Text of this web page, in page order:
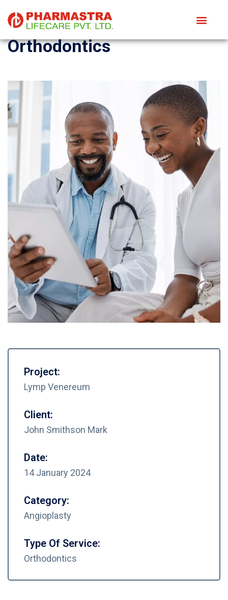
Orthodontics
Project:
Lymp Venereum
Client:
John Smithson Mark
Date:
14 January 2024
Category:
Angioplasty
Type Of Service:
Orthodontics